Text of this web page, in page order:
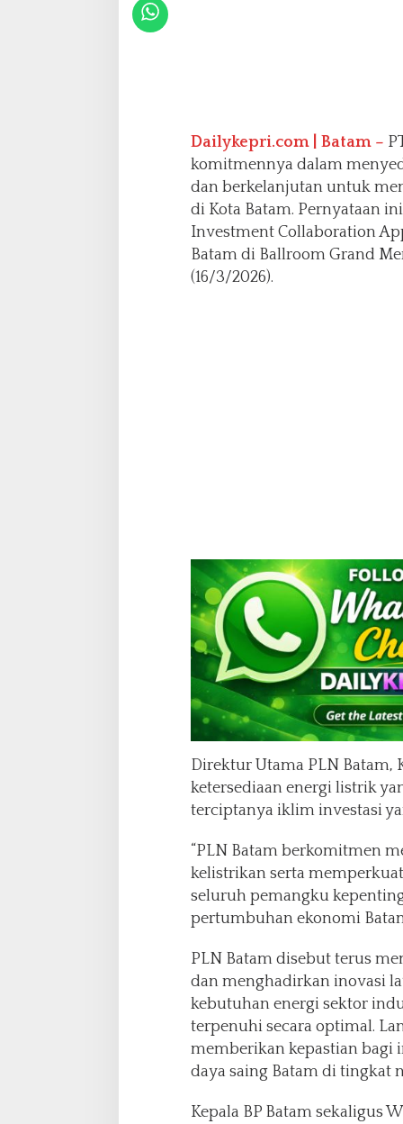
e
s
t
Dailykepri.com | Batam –
komitmennya dalam
dan berkelanjutan untuk
di Kota Batam. Pernyataan
Investment Collaboration
Batam di Ballroom Grand
(16/3/2026).
Direktur Utama PLN Batam,
ketersediaan energi listrik
terciptanya iklim investasi
“PLN Batam berkomitmen
kelistrikan serta
seluruh pemangku
pertumbuhan ekonomi
PLN Batam disebut terus
dan menghadirkan inovasi
kebutuhan energi sektor
terpenuhi secara optimal.
memberikan kepastian bagi
daya saing Batam di tingkat
Kepala BP Batam sekaligus